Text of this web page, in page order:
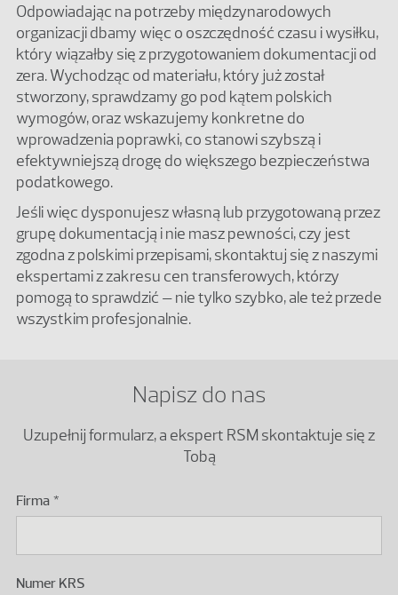
Odpowiadając na potrzeby międzynarodowych
organizacji dbamy więc o oszczędność czasu i wysiłku,
który wiązałby się z przygotowaniem dokumentacji od
zera. Wychodząc od materiału, który już został
stworzony, sprawdzamy go pod kątem polskich
wymogów, oraz wskazujemy konkretne do
wprowadzenia poprawki, co stanowi szybszą i
efektywniejszą drogę do większego bezpieczeństwa
podatkowego.
Jeśli więc dysponujesz własną lub przygotowaną przez
grupę dokumentacją i nie masz pewności, czy jest
zgodna z polskimi przepisami, skontaktuj się z naszymi
ekspertami z zakresu cen transferowych, którzy
pomogą to sprawdzić – nie tylko szybko, ale też przede
wszystkim profesjonalnie.
Napisz do nas
Uzupełnij formularz, a ekspert RSM skontaktuje się z
Tobą
Firma
Numer KRS
Podaj numer KRS polskiego podmiotu.